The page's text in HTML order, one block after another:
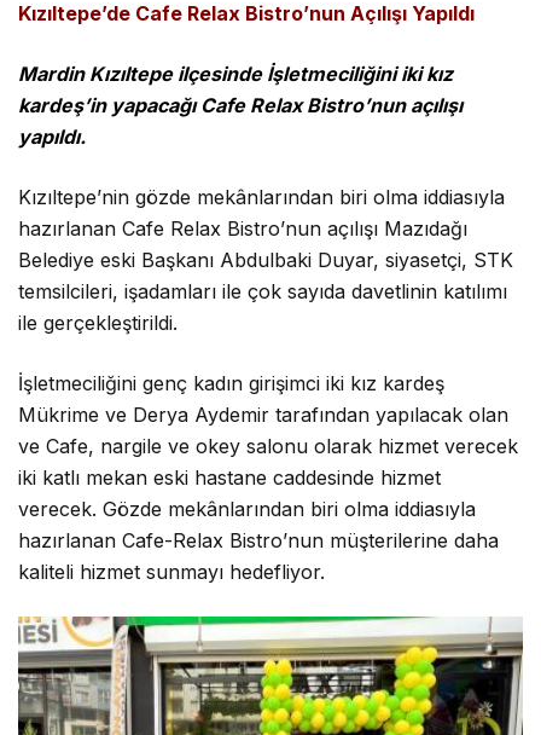
Kızıltepe’de Cafe Relax Bistro’nun Açılışı Yapıldı
Mardin Kızıltepe ilçesinde İşletmeciliğini iki kız
kardeş’in yapacağı Cafe Relax Bistro’nun açılışı
yapıldı.
Kızıltepe’nin gözde mekânlarından biri olma iddiasıyla
hazırlanan Cafe Relax Bistro’nun açılışı Mazıdağı
Belediye eski Başkanı Abdulbaki Duyar, siyasetçi, STK
temsilcileri, işadamları ile çok sayıda davetlinin katılımı
ile gerçekleştirildi.
İşletmeciliğini genç kadın girişimci iki kız kardeş
Mükrime ve Derya Aydemir tarafından yapılacak olan
ve Cafe, nargile ve okey salonu olarak hizmet verecek
iki katlı mekan eski hastane caddesinde hizmet
verecek. Gözde mekânlarından biri olma iddiasıyla
hazırlanan Cafe-Relax Bistro’nun müşterilerine daha
kaliteli hizmet sunmayı hedefliyor.